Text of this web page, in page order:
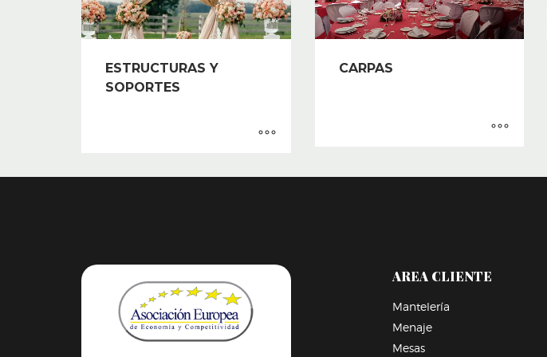
ESTRUCTURAS Y
SOPORTES
CARPAS
AREA CLIENTE
Mantelería
Menaje
Mesas